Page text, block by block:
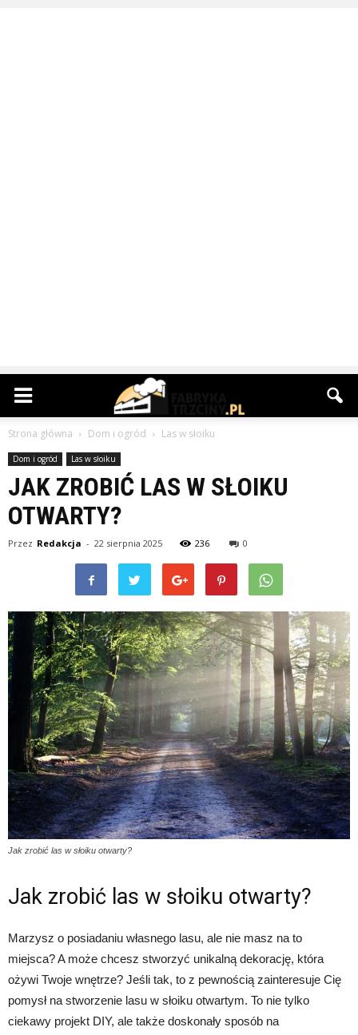
Strona główna Dom i ogród Las w słoiku
Dom i ogród Las w słoiku
JAK ZROBIĆ LAS W SŁOIKU
OTWARTY?
Przez Redakcja - 22 sierpnia 2025 236 0
Jak zrobić las w słoiku otwarty?
Jak zrobić las w słoiku otwarty?
Marzysz o posiadaniu własnego lasu, ale nie masz na to
miejsca? A może chcesz stworzyć unikalną dekorację, która
ożywi Twoje wnętrze? Jeśli tak, to z pewnością zainteresuje Cię
pomysł na stworzenie lasu w słoiku otwartym. To nie tylko
ciekawy projekt DIY, ale także doskonały sposób na